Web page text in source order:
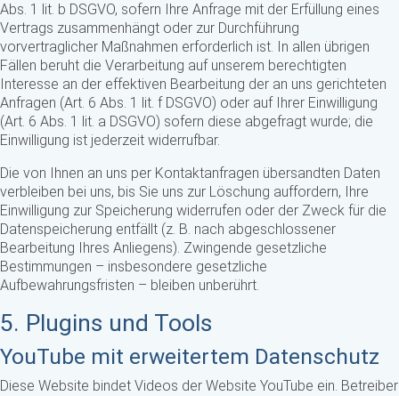
Abs. 1 lit. b DSGVO, sofern Ihre Anfrage mit der Erfüllung eines
Vertrags zusammenhängt oder zur Durchführung
vorvertraglicher Maßnahmen erforderlich ist. In allen übrigen
Fällen beruht die Verarbeitung auf unserem berechtigten
Interesse an der effektiven Bearbeitung der an uns gerichteten
Anfragen (Art. 6 Abs. 1 lit. f DSGVO) oder auf Ihrer Einwilligung
(Art. 6 Abs. 1 lit. a DSGVO) sofern diese abgefragt wurde; die
Einwilligung ist jederzeit widerrufbar.
Die von Ihnen an uns per Kontaktanfragen übersandten Daten
verbleiben bei uns, bis Sie uns zur Löschung auffordern, Ihre
Einwilligung zur Speicherung widerrufen oder der Zweck für die
Datenspeicherung entfällt (z. B. nach abgeschlossener
Bearbeitung Ihres Anliegens). Zwingende gesetzliche
Bestimmungen – insbesondere gesetzliche
Aufbewahrungsfristen – bleiben unberührt.
5. Plugins und Tools
YouTube mit erweitertem Datenschutz
Diese Website bindet Videos der Website YouTube ein. Betreiber